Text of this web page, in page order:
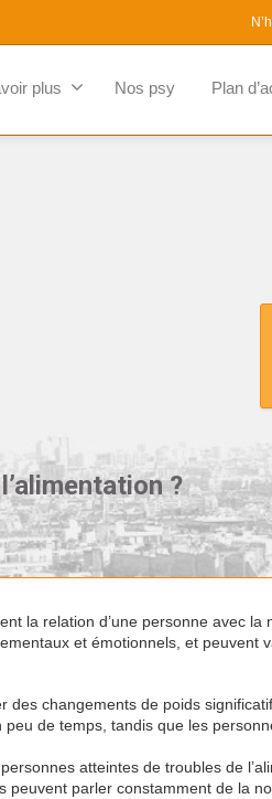
plus Nos psy Plan
?
la relation d’une personne avec la
et émotionnels, et peuvent
des changements de poids
de temps, tandis que les
atteintes de troubles de
peuvent parler constamment de la